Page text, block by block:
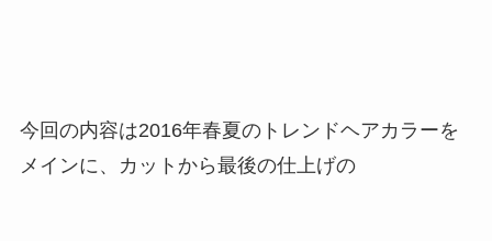
今回の内容は2016年春夏のトレンドヘアカラーを
メインに、カットから最後の仕上げの